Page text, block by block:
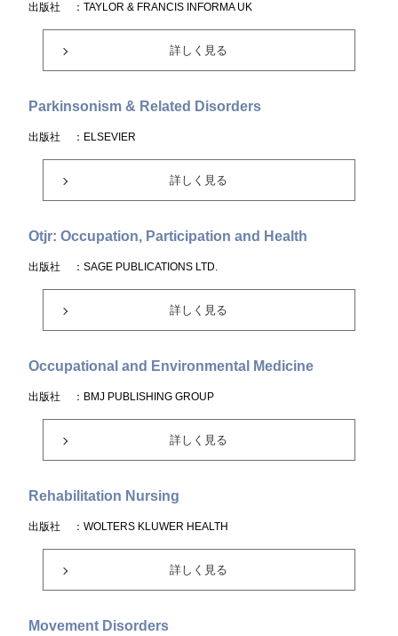
出版社 ：TAYLOR & FRANCIS INFORMA UK
詳しく見る
Parkinsonism & Related Disorders
出版社 ：ELSEVIER
詳しく見る
Otjr: Occupation, Participation and Health
出版社 ：SAGE PUBLICATIONS LTD.
詳しく見る
Occupational and Environmental Medicine
出版社 ：BMJ PUBLISHING GROUP
詳しく見る
Rehabilitation Nursing
出版社 ：WOLTERS KLUWER HEALTH
詳しく見る
Movement Disorders